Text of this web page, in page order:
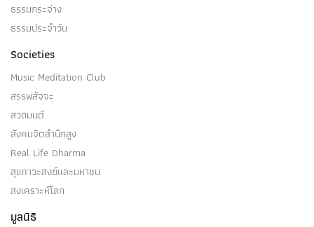
ธรรมกระจ่าง
ธรรมประจำวัน
Societies
Music Meditation Club
สรรพสัจจะ
สวดมนต์
สังคมจิตสำนึกสูง
Real Life Dharma
สุขภาวะสงฆ์และมหาชน
สงเคราะห์โลก
มูลนิธิ